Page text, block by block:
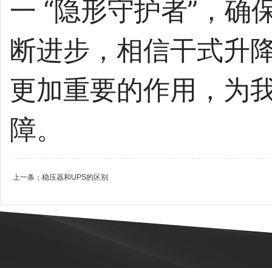
一 “隐形守护者”，确
断进步，相信干式升
更加重要的作用，为
障。
上一条： 稳压器和UPS的区别